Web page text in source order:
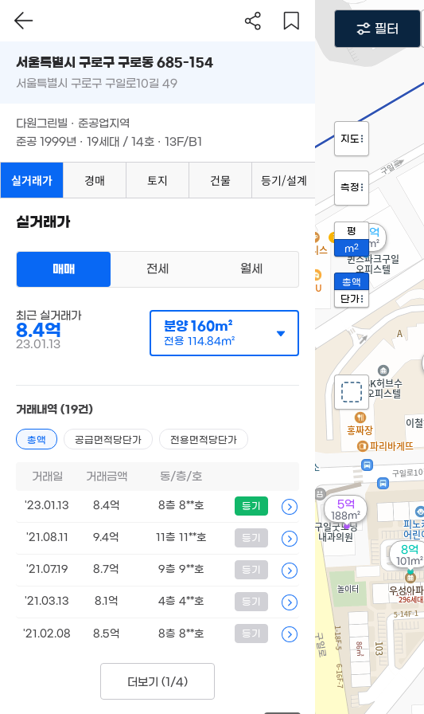
1.3억
34m²
경매
8억
101m²
5억
188m²
지도
측정
평
m2
총액
단가
필터
서울특별시 구로구 구로동 685-154
서울특별시 구로구 구일로10길 49
다원그린빌 · 준공업지역
준공 1999년 · 19세대 / 14호 · 13F/B1
실거래가 경매 토지 건물 등기/설계
실거래가
매매 전세 월세
최근 실거래가
8.4억
23.01.13
분양160m²
전용 114.84m²
거래내역 (19건)
총액 공급면적당단가 전용면적당단가
거래일 거래금액 동/층/호
'23.01.13 8.4억 8층 8**호 등기
'21.08.11 9.4억 11층 11**호 등기
'21.07.19 8.7억 9층 9**호 등기
'21.03.13 8.1억 4층 4**호 등기
'21.02.08 8.5억 8층 8**호 등기
더보기 (1/4)